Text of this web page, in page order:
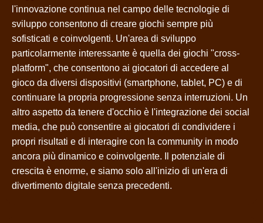
l'innovazione continua nel campo delle tecnologie di
sviluppo consentono di creare giochi sempre più
sofisticati e coinvolgenti. Un'area di sviluppo
particolarmente interessante è quella dei giochi "cross-
platform", che consentono ai giocatori di accedere al
gioco da diversi dispositivi (smartphone, tablet, PC) e di
continuare la propria progressione senza interruzioni. Un
altro aspetto da tenere d'occhio è l'integrazione dei social
media, che può consentire ai giocatori di condividere i
propri risultati e di interagire con la community in modo
ancora più dinamico e coinvolgente. Il potenziale di
crescita è enorme, e siamo solo all'inizio di un'era di
divertimento digitale senza precedenti.